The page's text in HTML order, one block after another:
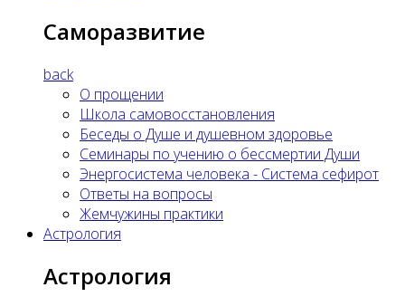
Саморазвитие
back
О прощении
Школа самовосстановления
Беседы о Душе и душевном здоровье
Семинары по учению о бессмертии Души
Энергосистема человека - Система сефирот
Ответы на вопросы
Жемчужины практики
Астрология
Астрология